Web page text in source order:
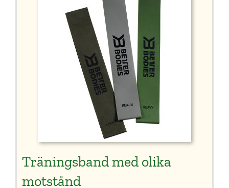
Träningsband med olika
motstånd